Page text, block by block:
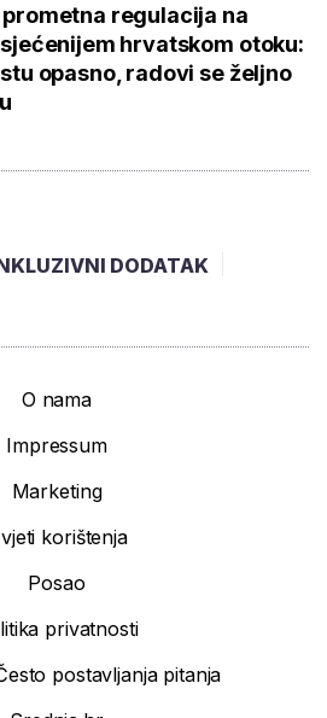
prometna regulacija na
hrvatskom otoku:
opasno, radovi se željno
DODATAK
O nama
Impressum
Marketing
korištenja
Posao
privatnosti
postavljanja pitanja